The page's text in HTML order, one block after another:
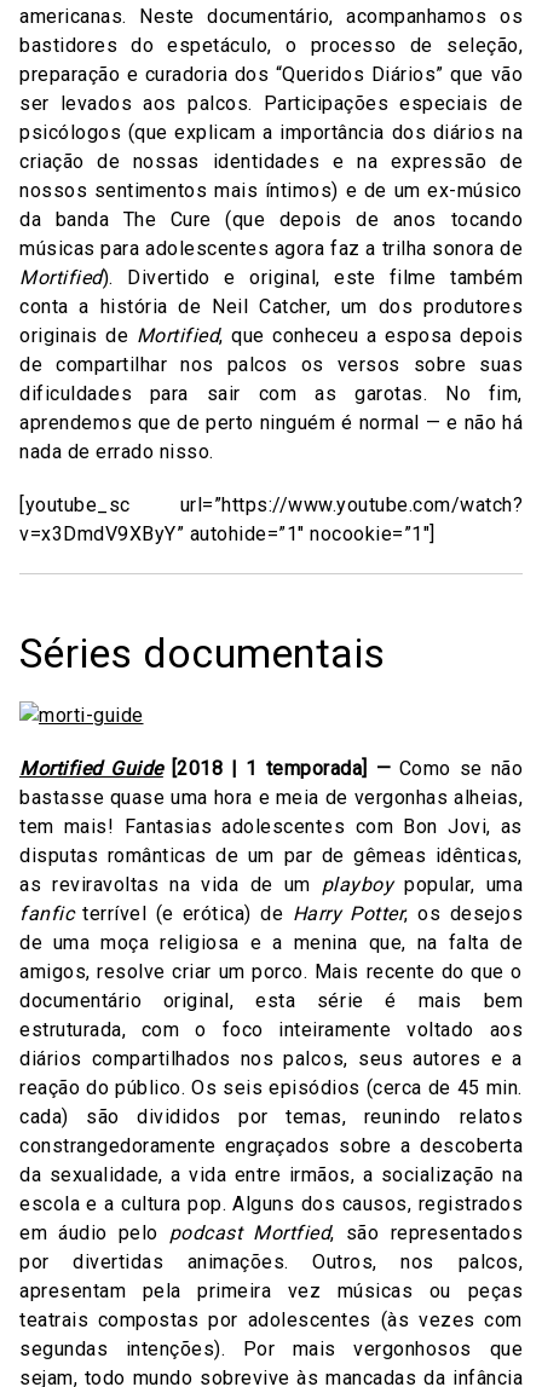
americanas. Neste documentário, acompanhamos os
bastidores do espetáculo, o processo de seleção,
preparação e curadoria dos “Queridos Diários” que vão
ser levados aos palcos. Participações especiais de
psicólogos (que explicam a importância dos diários na
criação de nossas identidades e na expressão de
nossos sentimentos mais íntimos) e de um ex-músico
da banda The Cure (que depois de anos tocando
músicas para adolescentes agora faz a trilha sonora de
Mortified). Divertido e original, este filme também
conta a história de Neil Catcher, um dos produtores
originais de Mortified, que conheceu a esposa depois
de compartilhar nos palcos os versos sobre suas
dificuldades para sair com as garotas. No fim,
aprendemos que de perto ninguém é normal — e não há
nada de errado nisso.
[youtube_sc url=”https://www.youtube.com/watch?
v=x3DmdV9XByY” autohide=”1″ nocookie=”1″]
Séries documentais
Mortified Guide[2018 | 1 temporada] — Como se não
bastasse quase uma hora e meia de vergonhas alheias,
tem mais! Fantasias adolescentes com Bon Jovi, as
disputas românticas de um par de gêmeas idênticas,
as reviravoltas na vida de um playboypopular, uma
fanficterrível (e erótica) de Harry Potter, os desejos
de uma moça religiosa e a menina que, na falta de
amigos, resolve criar um porco. Mais recente do que o
documentário original, esta série é mais bem
estruturada, com o foco inteiramente voltado aos
diários compartilhados nos palcos, seus autores e a
reação do público. Os seis episódios (cerca de 45 min.
cada) são divididos por temas, reunindo relatos
constrangedoramente engraçados sobre a descoberta
da sexualidade, a vida entre irmãos, a socialização na
escola e a cultura pop. Alguns dos causos, registrados
em áudio pelo podcast Mortfied, são representados
por divertidas animações. Outros, nos palcos,
apresentam pela primeira vez músicas ou peças
teatrais compostas por adolescentes (às vezes com
segundas intenções). Por mais vergonhosos que
sejam, todo mundo sobrevive às mancadas da infância